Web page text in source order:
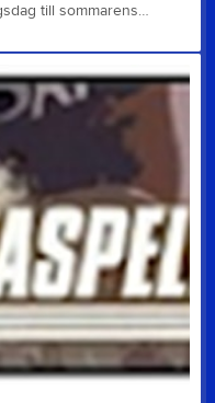
Idag, söndag 17 maj, är sista anmälningsdag till sommarens friidrottsskola. Mer information och länk till anmälan: Friidrottsskolan